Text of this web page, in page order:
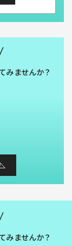
みませんか？
みませんか？